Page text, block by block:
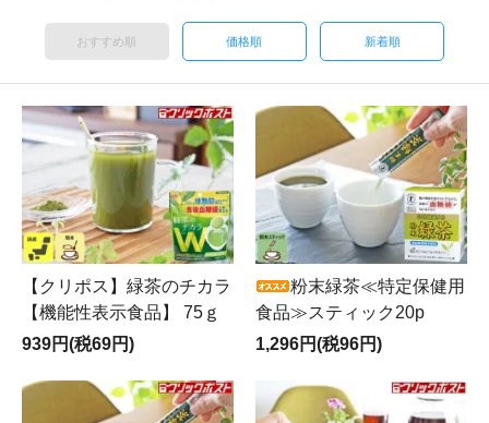
おすすめ順 価格順 新着順
【クリポス】緑茶のチカラ
【機能性表示食品】 75ｇ
939円(税69円)
粉末緑茶≪特定保健用
食品≫スティック20p
1,296円(税96円)